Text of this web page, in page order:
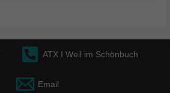
ATX I Weil im Schönbuch
Email